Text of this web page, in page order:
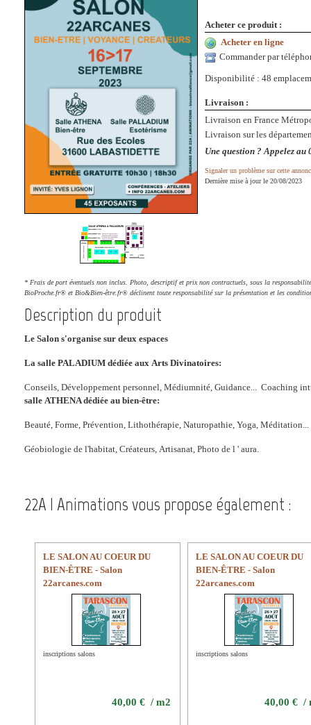
Acheter ce produit :
Acheter en ligne
Commander par
Disponibilité : 48
Livraison :
Livraison en France
Livraison sur les
Une question ? Appelez au
Signaler un problème sur cette
Dernière mise à jour le 20/08/2023
* Frais de port éventuels non inclus. Photo, descriptif et prix non contractuels, sous la
BioProche.fr® et Bio&Bien-être.fr® déclinent toute responsabilité sur la présentation et les
Description du produit
Le Salon s'organise sur deux espaces
La salle PALADIUM dédiée aux Arts Divinatoires:
Conseils, Développement personnel, Médiumnité, Guidance... Coaching
salle ATHENA dédiée au bien-être:
Beauté, Forme, Prévention, Lithothérapie, Naturopathie, Yoga, Méditation...
Géobiologie de l'habitat, Créateurs, Artisanat, Photo de l ' aura.
22A | Animations vous propose également :
LE SALON AU COEUR DU
BIEN-ÊTRE - Salon
22arcanes.com
inscriptions salons
40,00 € / m2
LE SALON AU COEUR DU
BIEN-ÊTRE - Salon
22arcanes.com
inscriptions salons
40,00 € /